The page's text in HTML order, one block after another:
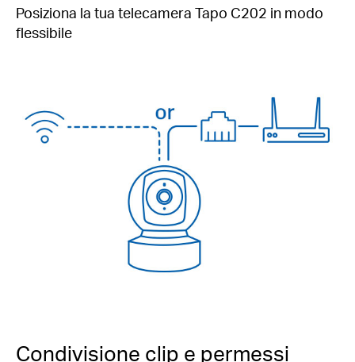
Posiziona la tua telecamera Tapo C202 in modo
flessibile
Condivisione clip e permessi